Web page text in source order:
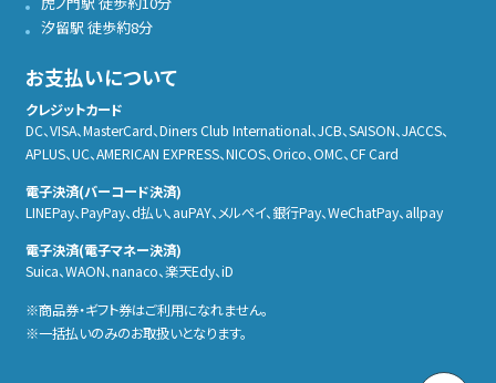
汐留駅 徒歩約8分
お支払いについて
クレジットカード
DC、VISA、MasterCard、Diners Club International、JCB、SAISON、JACCS、
APLUS、UC、AMERICAN EXPRESS、NICOS、Orico、OMC、CF Card
電子決済(バーコード決済)
LINEPay、PayPay、d払い、auPAY、メルぺイ、銀行Pay、WeChatPay、allpay
電子決済(電子マネー決済)
Suica、WAON、nanaco、楽天Edy、iD
商品券・ギフト券はご利用になれません。
一括払いのみのお取扱いとなります。